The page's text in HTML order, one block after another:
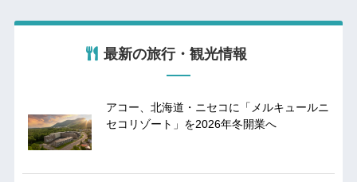
最新の旅行・観光情報
アコー、北海道・ニセコに「メルキュールニ
セコリゾート」を2026年冬開業へ